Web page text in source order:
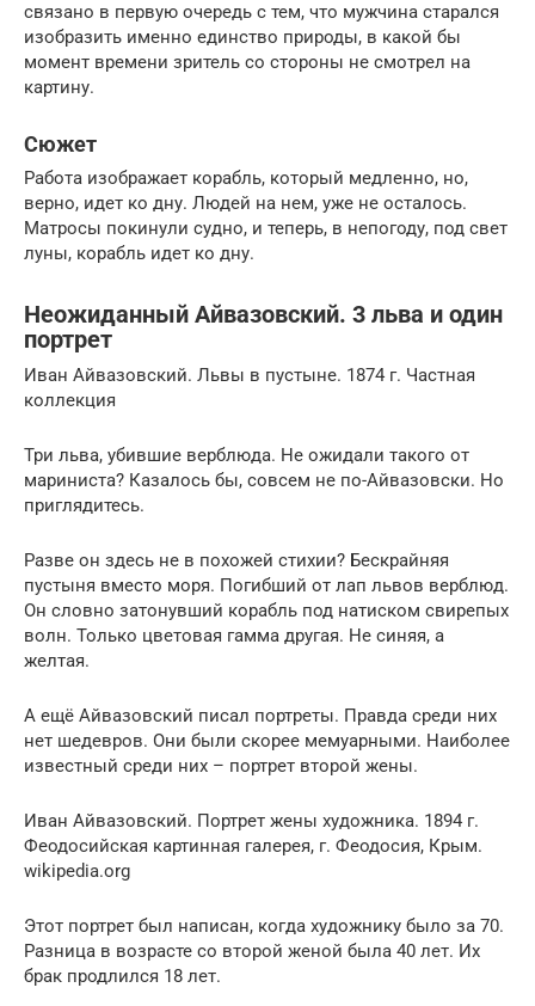
связано в первую очередь с тем, что мужчина старался
изобразить именно единство природы, в какой бы
момент времени зритель со стороны не смотрел на
картину.
Сюжет
Работа изображает корабль, который медленно, но,
верно, идет ко дну. Людей на нем, уже не осталось.
Матросы покинули судно, и теперь, в непогоду, под свет
луны, корабль идет ко дну.
Неожиданный Айвазовский. 3 льва и один
портрет
Иван Айвазовский. Львы в пустыне. 1874 г. Частная
коллекция
Три льва, убившие верблюда. Не ожидали такого от
мариниста? Казалось бы, совсем не по-Айвазовски. Но
приглядитесь.
Разве он здесь не в похожей стихии? Бескрайняя
пустыня вместо моря. Погибший от лап львов верблюд.
Он словно затонувший корабль под натиском свирепых
волн. Только цветовая гамма другая. Не синяя, а
желтая.
А ещё Айвазовский писал портреты. Правда среди них
нет шедевров. Они были скорее мемуарными. Наиболее
известный среди них – портрет второй жены.
Иван Айвазовский. Портрет жены художника. 1894 г.
Феодосийская картинная галерея, г. Феодосия, Крым.
wikipedia.org
Этот портрет был написан, когда художнику было за 70.
Разница в возрасте со второй женой была 40 лет. Их
брак продлился 18 лет.